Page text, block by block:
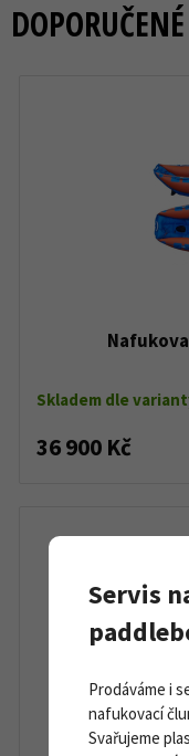
Skladem dle
36 900 Kč
Servis
Prodáváme i
nafukovací
Svařujeme